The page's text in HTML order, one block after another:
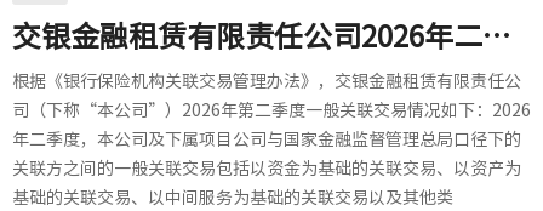
交银金融租赁有限责任公司2026年二季度一般关联交易情况
根据《银行保险机构关联交易管理办法》，交银金融租赁有限责任公
司（下称“本公司”）2026年第二季度一般关联交易情况如下：2026
年二季度，本公司及下属项目公司与国家金融监督管理总局口径下的
关联方之间的一般关联交易包括以资金为基础的关联交易、以资产为
基础的关联交易、以中间服务为基础的关联交易以及其他类